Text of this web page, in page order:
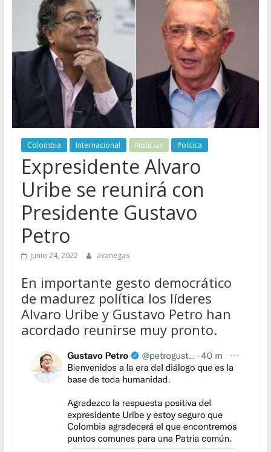
Colombia Internacional Noticias Politica
Expresidente Alvaro
Uribe se reunirá con
Presidente Gustavo
Petro
junio 24, 2022 avanegas
En importante gesto democrático
de madurez política los líderes
Alvaro Uribe y Gustavo Petro han
acordado reunirse muy pronto.